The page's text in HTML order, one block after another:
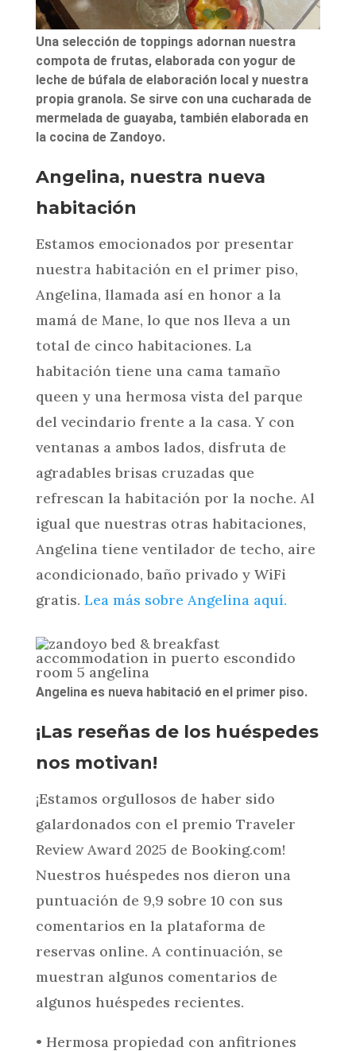
Una selección de toppings adornan nuestra
compota de frutas, elaborada con yogur de
leche de búfala de elaboración local y nuestra
propia granola. Se sirve con una cucharada de
mermelada de guayaba, también elaborada en
la cocina de Zandoyo.
Angelina, nuestra nueva
habitación
Estamos emocionados por presentar
nuestra habitación en el primer piso,
Angelina, llamada así en honor a la
mamá de Mane, lo que nos lleva a un
total de cinco habitaciones. La
habitación tiene una cama tamaño
queen y una hermosa vista del parque
del vecindario frente a la casa. Y con
ventanas a ambos lados, disfruta de
agradables brisas cruzadas que
refrescan la habitación por la noche. Al
igual que nuestras otras habitaciones,
Angelina tiene ventilador de techo, aire
acondicionado, baño privado y WiFi
gratis. Lea más sobre Angelina aquí.
Angelina es nueva habitació en el primer piso.
¡Las reseñas de los huéspedes
nos motivan!
¡Estamos orgullosos de haber sido
galardonados con el premio Traveler
Review Award 2025 de Booking.com!
Nuestros huéspedes nos dieron una
puntuación de 9,9 sobre 10 con sus
comentarios en la plataforma de
reservas online. A continuación, se
muestran algunos comentarios de
algunos huéspedes recientes.
• Hermosa propiedad con anfitriones